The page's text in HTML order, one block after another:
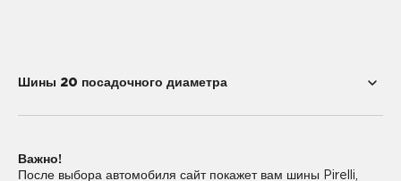
Шины 20 посадочного диаметра
225/40R20
Важно!
После выбора автомобиля сайт покажет вам шины Pirelli,